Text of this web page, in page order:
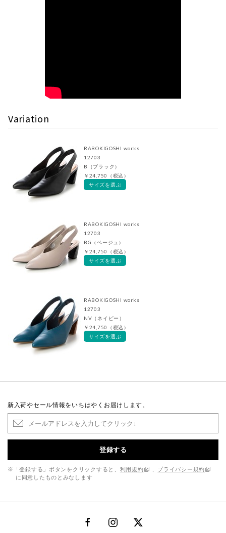
Variation
RABOKIGOSHI works
12703
B（ブラック）
￥24,750（税込）
サイズを選ぶ
RABOKIGOSHI works
12703
BG（ベージュ）
￥24,750（税込）
サイズを選ぶ
RABOKIGOSHI works
12703
NV（ネイビー）
￥24,750（税込）
サイズを選ぶ
新入荷やセール情報をいちはやくお届けします。
登録する
※「登録する」ボタンをクリックすると、 利用規約
プライバシー規約
に同意したものとみなします